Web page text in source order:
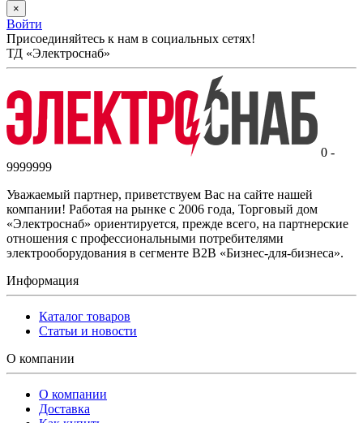
×
Войти
Присоединяйтесь к нам в социальных сетях!
ТД «Электроснаб»
0 -
9999999
Уважаемый партнер, приветствуем Вас на сайте нашей
компании! Работая на рынке с 2006 года, Торговый дом
«Электроснаб» ориентируется, прежде всего, на партнерские
отношения с профессиональными потребителями
электрооборудования в сегменте B2B «Бизнес-для-бизнеса».
Информация
Каталог товаров
Статьи и новости
О компании
О компании
Доставка